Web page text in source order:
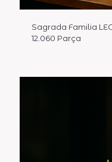
Sagrada Familia
12.060 Parça